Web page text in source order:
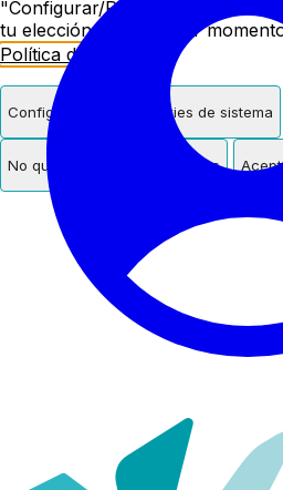
"Configurar/Rechazar". Podrás
tu elección en cualquier
Política de Cookies
Configurar Solo cookies de sistema
No quiero cookies de terceros